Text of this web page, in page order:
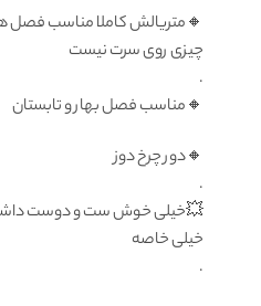
🔸️متریالش کاملا مناسب فصل
چیزی روی سرت نیست
.
🔸️مناسب فصل بهار و تابستان
🔸️دور چرخ دوز
.
💥خیلی خوش ست و دوست
خیلی خاصه
.